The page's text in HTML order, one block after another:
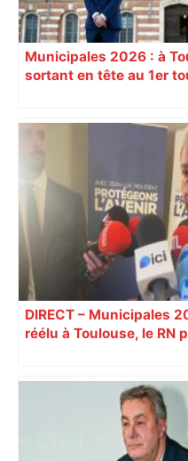
Municipales 2026 : à
sortant en tête au 1er
DIRECT – Municipales
réélu à Toulouse, le RN